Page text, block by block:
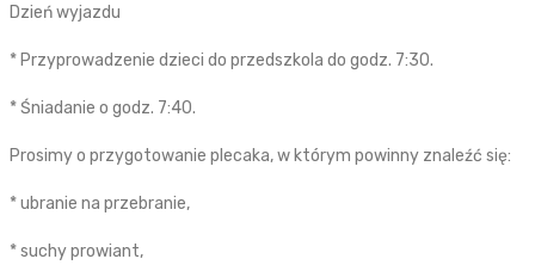
Dzień wyjazdu
* Przyprowadzenie dzieci do przedszkola do godz. 7:30.
* Śniadanie o godz. 7:40.
Prosimy o przygotowanie plecaka, w którym powinny znaleźć się:
* ubranie na przebranie,
* suchy prowiant,